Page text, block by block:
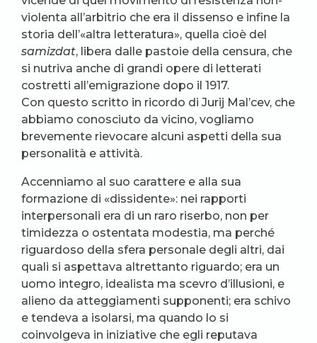
violenta all’arbitrio che era il dissenso e infine la
storia dell’«altra letteratura», quella cioè del
samizdat, libera dalle pastoie della censura, che
si nutriva anche di grandi opere di letterati
costretti all’emigrazione dopo il 1917.
Con questo scritto in ricordo di Jurij Mal’cev, che
abbiamo conosciuto da vicino, vogliamo
brevemente rievocare alcuni aspetti della sua
personalità e attività.
Accenniamo al suo carattere e alla sua
formazione di «dissidente»: nei rapporti
interpersonali era di un raro riserbo, non per
timidezza o ostentata modestia, ma perché
riguardoso della sfera personale degli altri, dai
quali si aspettava altrettanto riguardo; era un
uomo integro, idealista ma scevro d’illusioni, e
alieno da atteggiamenti supponenti; era schivo
e tendeva a isolarsi, ma quando lo si
coinvolgeva in iniziative che egli reputava